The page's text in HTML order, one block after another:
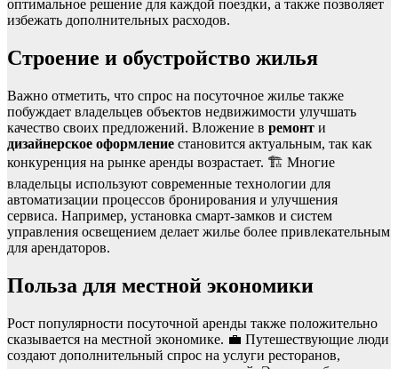
оптимальное решение для каждой поездки, а также позволяет
избежать дополнительных расходов.
Строение и обустройство жилья
Важно отметить, что спрос на посуточное жилье также
побуждает владельцев объектов недвижимости улучшать
качество своих предложений. Вложение в ремонт и
дизайнерское оформление становится актуальным, так как
конкуренция на рынке аренды возрастает. 🏗️ Многие
владельцы используют современные технологии для
автоматизации процессов бронирования и улучшения
сервиса. Например, установка смарт-замков и систем
управления освещением делает жилье более привлекательным
для арендаторов.
Польза для местной экономики
Рост популярности посуточной аренды также положительно
сказывается на местной экономике. 💼 Путешествующие люди
создают дополнительный спрос на услуги ресторанов,